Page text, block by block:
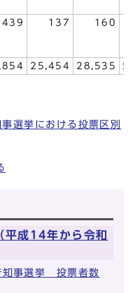
439 137 160
25,454 28,535
選挙における投票区別
成14年から令和
事選挙 投票者数